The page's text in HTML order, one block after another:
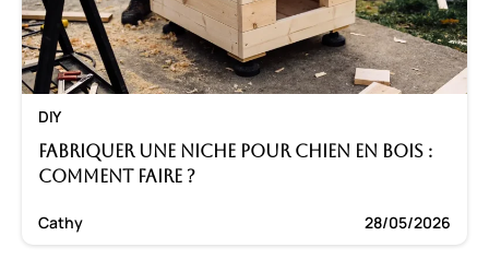
DIY
Fabriquer une niche pour chien en bois :
Comment faire ?
Cathy 28/05/2026